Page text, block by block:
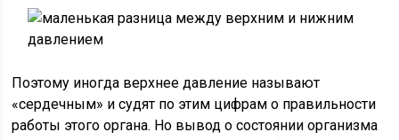
Поэтому иногда верхнее давление называют
«сердечным» и судят по этим цифрам о правильности
работы этого органа. Но вывод о состоянии организма